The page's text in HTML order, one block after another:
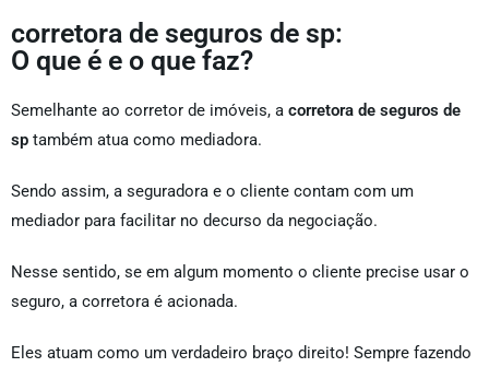
corretora de seguros de sp:
O que é e o que faz?
Semelhante ao corretor de imóveis, a corretora de seguros de
sp também atua como mediadora.
Sendo assim, a seguradora e o cliente contam com um
mediador para facilitar no decurso da negociação.
Nesse sentido, se em algum momento o cliente precise usar o
seguro, a corretora é acionada.
Eles atuam como um verdadeiro braço direito! Sempre fazendo